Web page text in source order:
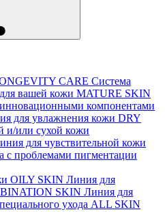
CARE Система
вашей кожи MATURE SKIN
компонентами
для увлажнения кожи DRY
и/или сухой кожи
для чувствительной кожи
с проблемами пигментации
OILY SKIN Линия для
SKIN Линия для
ухода ALL SKIN